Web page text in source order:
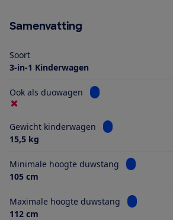
Samenvatting
Soort
3-in-1 Kinderwagen
Ook als duowagen Bekijk informatie
Gewicht kinderwagen
Bekijk informatie
15,5 kg
Minimale hoogte duwstang
Bekijk
105 cm
Maximale hoogte duwstang
Bekijk
112 cm